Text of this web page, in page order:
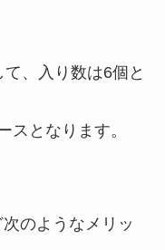
、入り数は6個と
スとなります。
のようなメリッ